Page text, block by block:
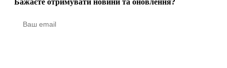
Бажаєте отримувати новини та оновлення?